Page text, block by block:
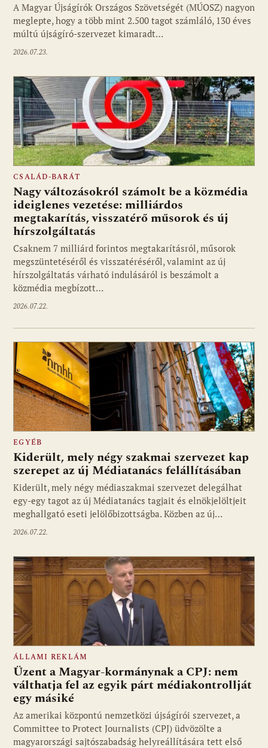
A Magyar Újságírók Országos Szövetségét (MÚOSZ) nagyon
meglepte, hogy a több mint 2.500 tagot számláló, 130 éves
múltú újságíró-szervezet kimaradt…
2026.07.23.
CSALÁD-BARÁT
Nagy változásokról számolt be a közmédia
ideiglenes vezetése: milliárdos
megtakarítás, visszatérő műsorok és új
hírszolgáltatás
Csaknem 7 milliárd forintos megtakarításról, műsorok
megszüntetéséről és visszatéréséről, valamint az új
hírszolgáltatás várható indulásáról is beszámolt a
közmédia megbízott…
2026.07.22.
EGYÉB
Kiderült, mely négy szakmai szervezet kap
szerepet az új Médiatanács felállításában
Kiderült, mely négy médiaszakmai szervezet delegálhat
egy-egy tagot az új Médiatanács tagjait és elnökjelöltjeit
meghallgató eseti jelölőbizottságba. Közben az új…
2026.07.22.
ÁLLAMI REKLÁM
Üzent a Magyar-kormánynak a CPJ: nem
válthatja fel az egyik párt médiakontrollját
egy másiké
Az amerikai központú nemzetközi újságírói szervezet, a
Committee to Protect Journalists (CPJ) üdvözölte a
magyarországi sajtószabadság helyreállítására tett első